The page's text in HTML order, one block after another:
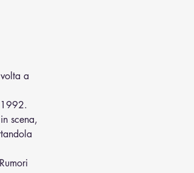
a
1992.
scena,